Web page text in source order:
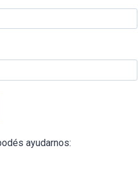
ayudarnos: